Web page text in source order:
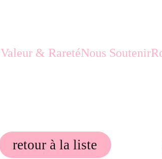
Valeur & RaretéNous Soutenir
retour à la liste